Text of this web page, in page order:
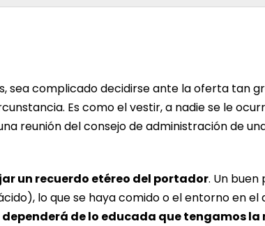
sea complicado decidirse ante la oferta tan
Es como el vestir, a nadie se le
reunión del consejo de administración de
un recuerdo etéreo del portador. Un
lo que se haya comido o el entorno en el
dependerá de lo educada que tengamos la